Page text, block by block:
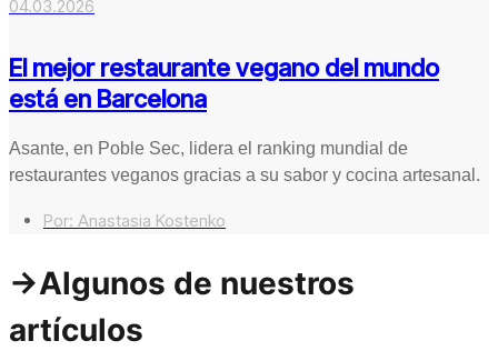
04.03.2026
El mejor restaurante vegano del mundo
está en Barcelona
Asante, en Poble Sec, lidera el ranking mundial de
restaurantes veganos gracias a su sabor y cocina artesanal.
Por: Anastasia Kostenko
->Algunos de nuestros
artículos